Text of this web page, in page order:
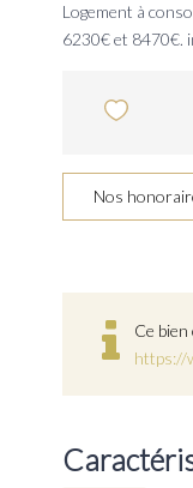
Logement à
6230€ et 8470€.
Nos
Ce
https://